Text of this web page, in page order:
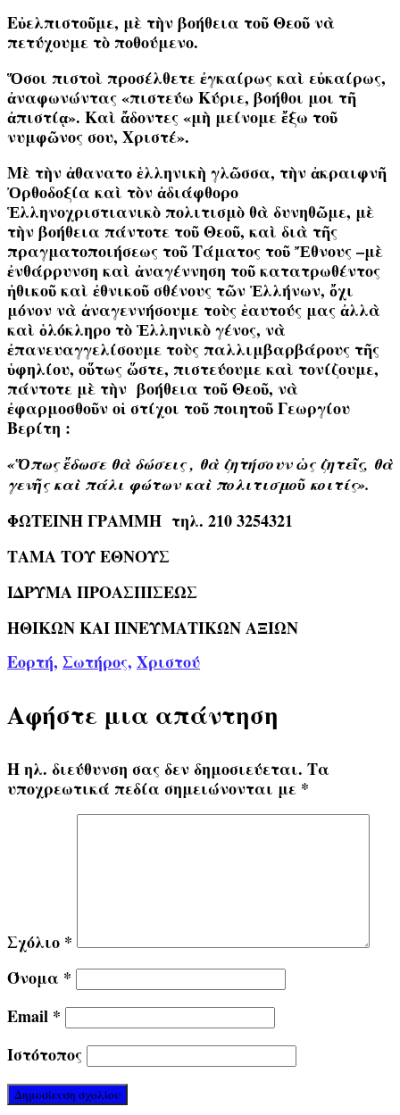
Εὐελπιστοῦμε, μὲ τὴν βοήθεια τοῦ Θεοῦ νὰ
πετύχουμε τὸ ποθούμενο.
Ὅσοι πιστοὶ προσέλθετε ἐγκαίρως καὶ εὐκαίρως,
ἀναφωνώντας «πιστεύω Κύριε, βοήθοι μοι τῆ
ἀπιστίᾳ». Καὶ ἄδοντες «μὴ μείνομε ἔξω τοῦ
νυμφῶνος σου, Χριστέ».
Μὲ τὴν ἀθανατο ἑλληνικὴ γλῶσσα, τὴν ἀκραιφνῆ
Ὀρθοδοξία καὶ τὸν ἀδιάφθορο
Ἑλληνοχριστιανικὸ πολιτισμὸ θὰ δυνηθῶμε, μὲ
τὴν βοήθεια πάντοτε τοῦ Θεοῦ, καὶ διὰ τῆς
πραγματοποιήσεως τοῦ Τάματος τοῦ Ἔθνους –μὲ
ἐνθάρρυνση καὶ ἀναγέννηση τοῦ κατατρωθέντος
ἠθικοῦ καὶ ἐθνικοῦ σθένους τῶν Ἑλλήνων, ὄχι
μόνον νὰ ἀναγεννήσουμε τοὺς ἑαυτούς μας ἀλλὰ
καὶ ὁλόκληρο τὸ Ἑλληνικὸ γένος, νὰ
ἐπανευαγγελίσουμε τοὺς παλλιμβαρβάρους τῆς
ὑφηλίου, οὕτως ὥστε, πιστεύουμε καὶ τονίζουμε,
πάντοτε μὲ τὴν βοήθεια τοῦ Θεοῦ, νὰ
ἐφαρμοσθοῦν οἱ στίχοι τοῦ ποιητοῦ Γεωργίου
Βερίτη :
«Ὅπως ἔδωσε θὰ δώσεις , θὰ ζητήσουν ὡς ζητεῖς, θὰ
γενῆς καὶ πάλι φώτων καὶ πολιτισμοῦ κοιτίς».
ΦΩΤΕΙΝΗ ΓΡΑΜΜΗ τηλ. 210 3254321
ΤΑΜΑ ΤΟΥ ΕΘΝΟΥΣ
ΙΔΡΥΜΑ ΠΡΟΑΣΠΙΣΕΩΣ
ΗΘΙΚΩΝ ΚΑΙ ΠΝΕΥΜΑΤΙΚΩΝ ΑΞΙΩΝ
Εορτή, Σωτήρος, Χριστού
Αφήστε μια απάντηση
Η ηλ. διεύθυνση σας δεν δημοσιεύεται. Τα
υποχρεωτικά πεδία σημειώνονται με *
Σχόλιο *
Όνομα *
Email *
Ιστότοπος